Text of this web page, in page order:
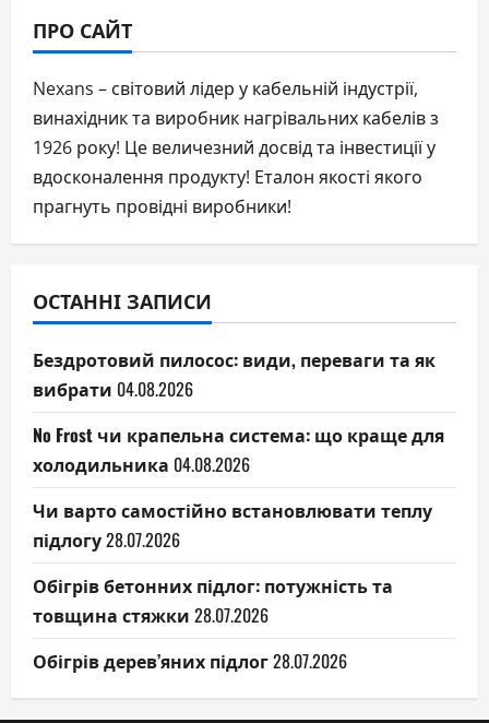
ПРО САЙТ
Nexans – світовий лідер у кабельній індустрії,
винахідник та виробник нагрівальних кабелів з
1926 року! Це величезний досвід та інвестиції у
вдосконалення продукту! Еталон якості якого
прагнуть провідні виробники!
ОСТАННІ ЗАПИСИ
Бездротовий пилосос: види, переваги та як
вибрати 04.08.2026
No Frost чи крапельна система: що краще для
холодильника 04.08.2026
Чи варто самостійно встановлювати теплу
підлогу28.07.2026
Обігрів бетонних підлог: потужність та
товщина стяжки 28.07.2026
Обігрів дерев’яних підлог28.07.2026